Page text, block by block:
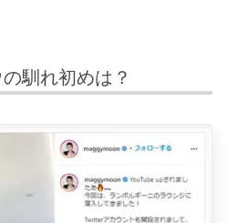
馴れ初めは？